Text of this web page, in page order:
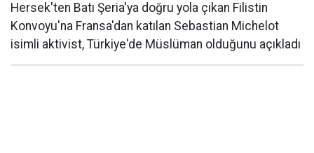
Hersek'ten Batı Şeria'ya doğru yola çıkan Filistin
Konvoyu'na Fransa'dan katılan Sebastian Michelot
isimli aktivist, Türkiye'de Müslüman olduğunu açıkladı